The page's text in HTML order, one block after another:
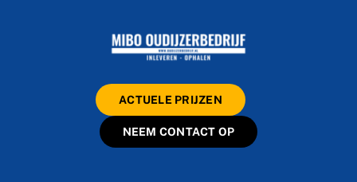
ACTUELE PRIJZEN
NEEM CONTACT OP